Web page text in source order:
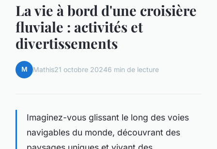
La vie à bord d'une croisière
fluviale : activités et
divertissements
M Mathis21 octobre 20246 min de lecture
Imaginez-vous glissant le long des voies
navigables du monde, découvrant des